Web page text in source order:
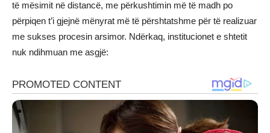
të mësimit në distancë, me përkushtimin më të madh po
përpiqen t’i gjejnë mënyrat më të përshtatshme për të realizuar
me sukses procesin arsimor. Ndërkaq, institucionet e shtetit
nuk ndihmuan me asgjë: